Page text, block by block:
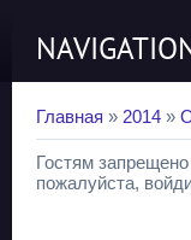
Главная » 2014 »
Гостям
пожалуйста,